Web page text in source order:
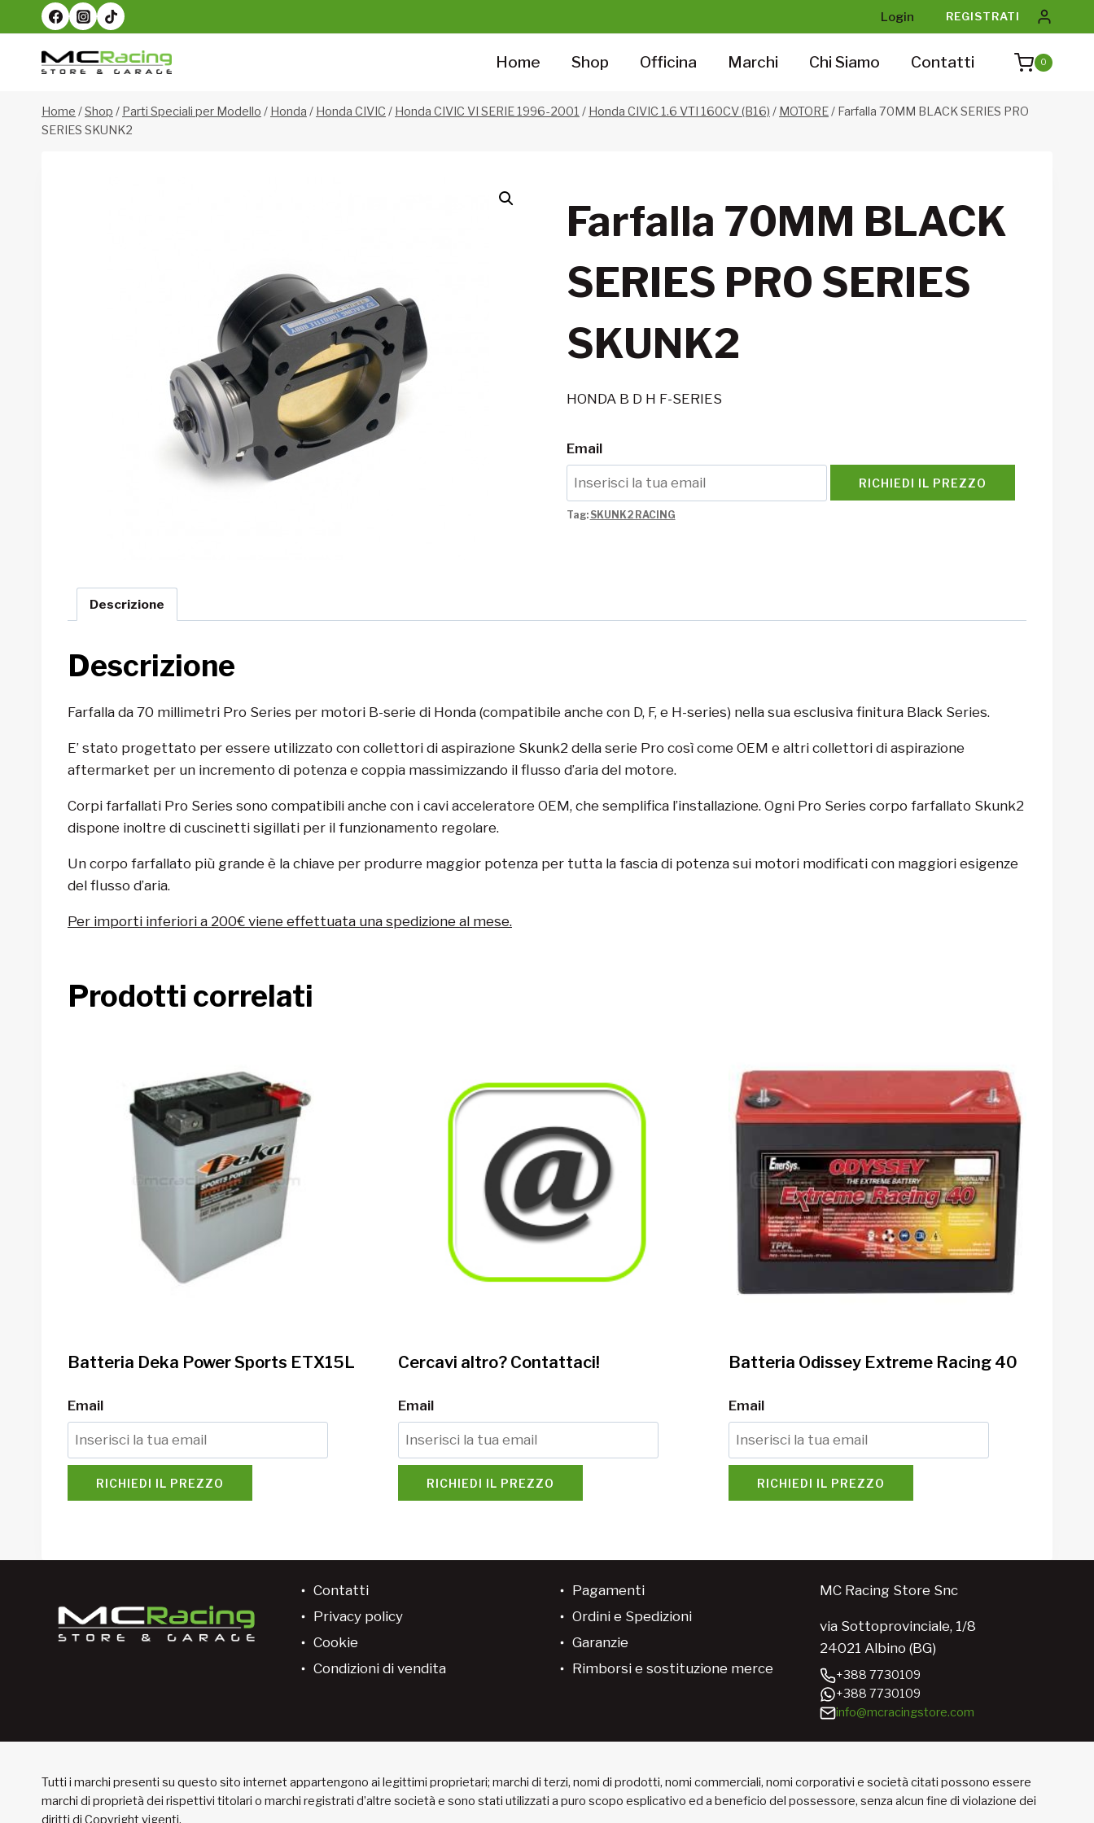
al
contenuto
Login REGISTRATI
Home Shop Officina Marchi Chi Siamo Contatti 0
Home /Shop / Parti Speciali per Modello / Honda / Honda CIVIC / Honda CIVIC VI SERIE 1996-2001 / Honda CIVIC 1.6 VTI 160CV (B16) / MOTORE/ Farfalla 70MM BLACK SERIES PRO
SERIES SKUNK2
Farfalla 70MM BLACK
SERIES PRO SERIES
SKUNK2
HONDA B D H F-SERIES
Email
RICHIEDI IL PREZZO
Tag: SKUNK2 RACING
Descrizione
Descrizione
Farfalla da 70 millimetri Pro Series per motori B-serie di Honda (compatibile anche con D, F, e H-series) nella sua esclusiva finitura Black Series.
E’ stato progettato per essere utilizzato con collettori di aspirazione Skunk2 della serie Pro così come OEM e altri collettori di aspirazione
aftermarket per un incremento di potenza e coppia massimizzando il flusso d’aria del motore.
Corpi farfallati Pro Series sono compatibili anche con i cavi acceleratore OEM, che semplifica l’installazione. Ogni Pro Series corpo farfallato Skunk2
dispone inoltre di cuscinetti sigillati per il funzionamento regolare.
Un corpo farfallato più grande è la chiave per produrre maggior potenza per tutta la fascia di potenza sui motori modificati con maggiori esigenze
del flusso d’aria.
Per importi inferiori a 200€ viene effettuata una spedizione al mese.
Prodotti correlati
Batteria Deka Power Sports ETX15L
Email
RICHIEDI IL PREZZO
Cercavi altro? Contattaci!
Email
RICHIEDI IL PREZZO
Batteria Odissey Extreme Racing 40
Email
RICHIEDI IL PREZZO
Contatti
Privacy policy
Cookie
Condizioni di vendita
Pagamenti
Ordini e Spedizioni
Garanzie
Rimborsi e sostituzione merce
MC Racing Store Snc
via Sottoprovinciale, 1/8
24021 Albino (BG)
+388 7730109
+388 7730109
info@mcracingstore.com
Tutti i marchi presenti su questo sito internet appartengono ai legittimi proprietari; marchi di terzi, nomi di prodotti, nomi commerciali, nomi corporativi e società citati possono essere
marchi di proprietà dei rispettivi titolari o marchi registrati d’altre società e sono stati utilizzati a puro scopo esplicativo ed a beneficio del possessore, senza alcun fine di violazione dei
diritti di Copyright vigenti.